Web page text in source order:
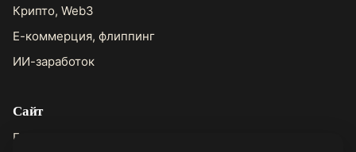
Крипто, Web3
Е-коммерция, флиппинг
ИИ-заработок
Сайт
Главная